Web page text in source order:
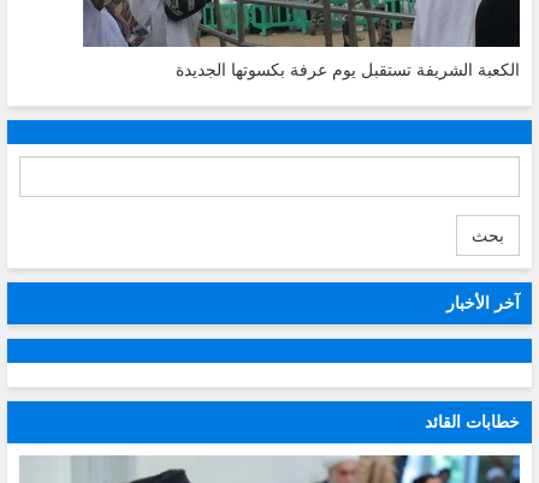
الكعبة الشريفة تستقبل يوم عرفة بكسوتها الجديدة
بحث
آخر الأخبار
خطابات القائد